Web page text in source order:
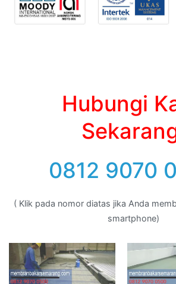
Hubungi
0812 9070
( Klik pada nomor diatas jika Anda
smartphone)